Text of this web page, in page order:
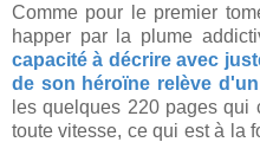
Comme pour le premier
happer par la plume
capacité à décrire avec
de son héroïne relève
les quelques 220 pages qui
toute vitesse, ce qui est à la